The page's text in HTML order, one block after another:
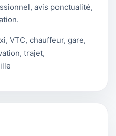
avis ponctualité,
VTC, chauffeur, gare,
trajet,